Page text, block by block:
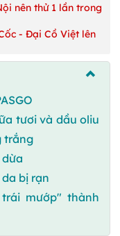
nên thử 1 lần trong
- Đại Cồ Việt lên
tươi và dầu oliu
trắng
bị rạn
mướp" thành